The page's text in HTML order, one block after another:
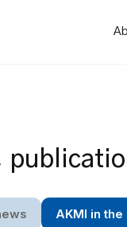
AKMI in the